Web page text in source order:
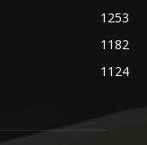
1253
1182
1124